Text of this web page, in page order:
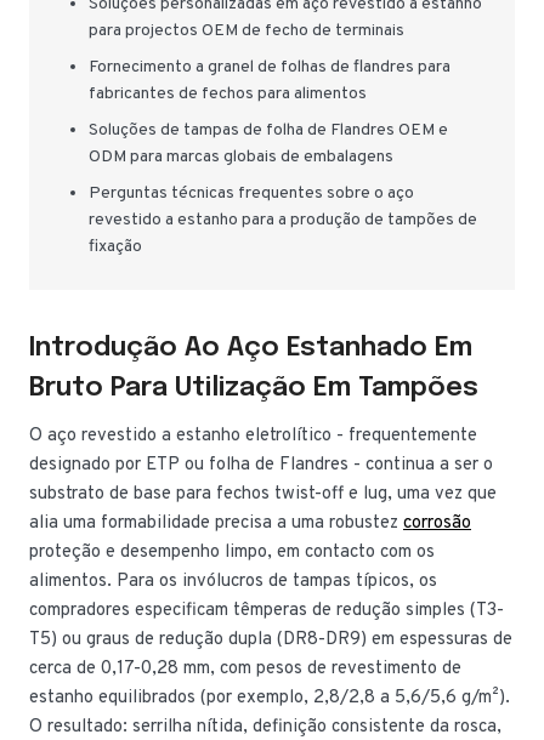
para projectos OEM de fecho de terminais
Fornecimento a granel de folhas de flandres para
fabricantes de fechos para alimentos
Soluções de tampas de folha de Flandres OEM e
ODM para marcas globais de embalagens
Perguntas técnicas frequentes sobre o aço
revestido a estanho para a produção de tampões de
fixação
Introdução Ao Aço Estanhado Em
Bruto Para Utilização Em Tampões
O aço revestido a estanho eletrolítico - frequentemente
designado por ETP ou folha de Flandres - continua a ser o
substrato de base para fechos twist-off e lug, uma vez que
alia uma formabilidade precisa a uma robustez corrosão
proteção e desempenho limpo, em contacto com os
alimentos. Para os invólucros de tampas típicos, os
compradores especificam têmperas de redução simples (T3-
T5) ou graus de redução dupla (DR8-DR9) em espessuras de
cerca de 0,17-0,28 mm, com pesos de revestimento de
estanho equilibrados (por exemplo, 2,8/2,8 a 5,6/5,6 g/m²).
O resultado: serrilha nítida, definição consistente da rosca,